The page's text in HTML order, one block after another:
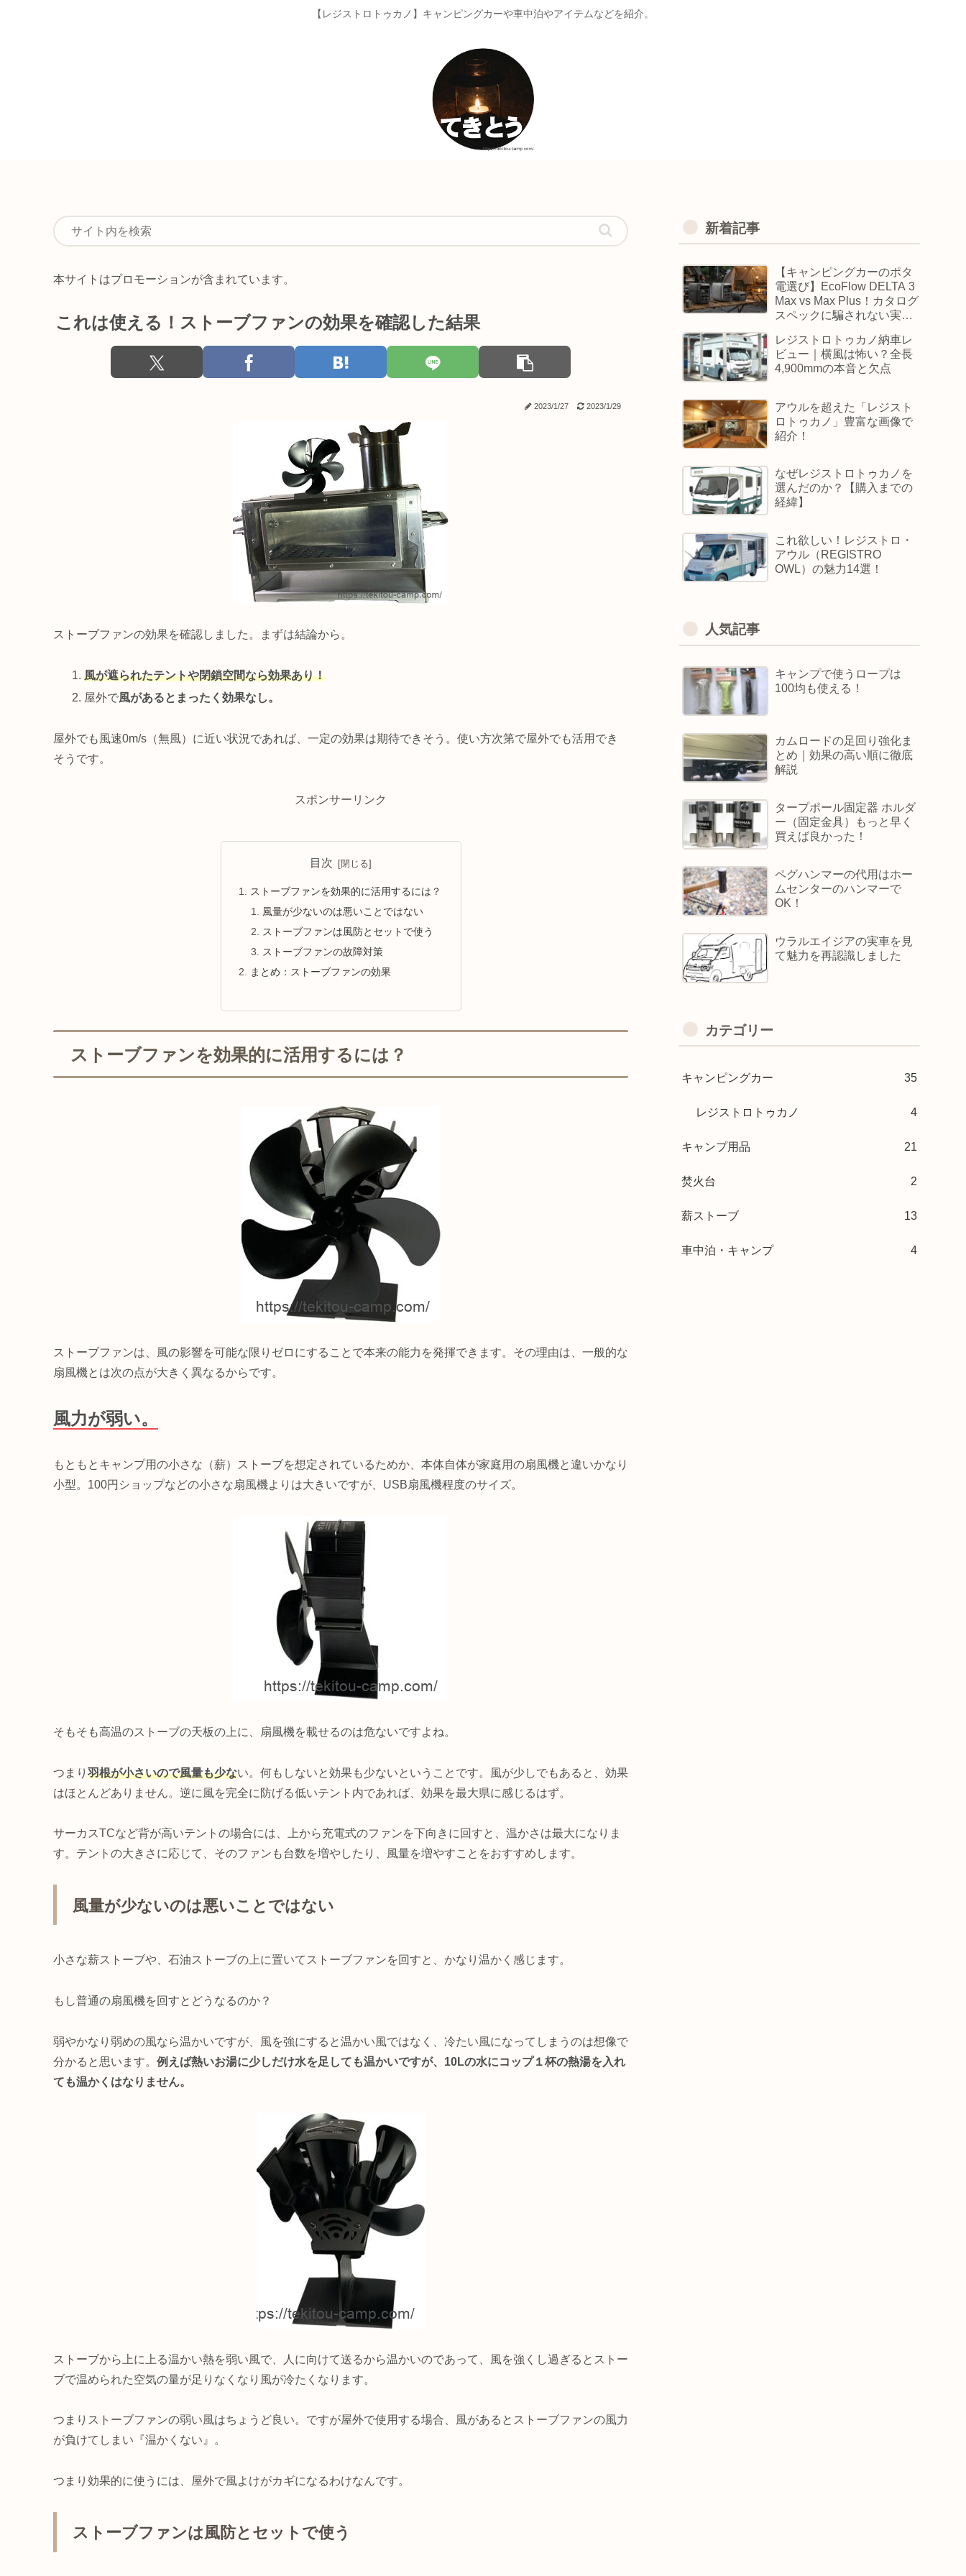
【レジストロトゥカノ】キャンピングカーや車中泊やアイテムなどを紹介。
本サイトはプロモーションが含まれています。
これは使える！ストーブファンの効果を確認した結果
2023/1/27 2023/1/29
ストーブファンの効果を確認しました。まずは結論から。
風が遮られたテントや閉鎖空間なら効果あり！
屋外で風があるとまったく効果なし。
屋外でも風速0m/s（無風）に近い状況であれば、一定の効果は期待できそう。使い方次第で屋外でも活用でき
そうです。
スポンサーリンク
目次
ストーブファンを効果的に活用するには？
風量が少ないのは悪いことではない
ストーブファンは風防とセットで使う
ストーブファンの故障対策
まとめ：ストーブファンの効果
ストーブファンを効果的に活用するには？
ストーブファンは、風の影響を可能な限りゼロにすることで本来の能力を発揮できます。その理由は、一般的な
扇風機とは次の点が大きく異なるからです。
風力が弱い。
もともとキャンプ用の小さな（薪）ストーブを想定されているためか、本体自体が家庭用の扇風機と違いかなり
小型。100円ショップなどの小さな扇風機よりは大きいですが、USB扇風機程度のサイズ。
そもそも高温のストーブの天板の上に、扇風機を載せるのは危ないですよね。
つまり 羽根が小さいので風量も少ない。何もしないと効果も少ないということです。風が少しでもあると、効果
はほとんどありません。逆に風を完全に防げる低いテント内であれば、効果を最大県に感じるはず。
サーカスTCなど背が高いテントの場合には、上から充電式のファンを下向きに回すと、温かさは最大になりま
す。テントの大きさに応じて、そのファンも台数を増やしたり、風量を増やすことをおすすめします。
風量が少ないのは悪いことではない
小さな薪ストーブや、石油ストーブの上に置いてストーブファンを回すと、かなり温かく感じます。
もし普通の扇風機を回すとどうなるのか？
弱やかなり弱めの風なら温かいですが、風を強にすると温かい風ではなく、冷たい風になってしまうのは想像で
分かると思います。 例えば熱いお湯に少しだけ水を足しても温かいですが、10Lの水にコップ１杯の熱湯を入れ
ても温かくはなりません。
ストーブから上に上る温かい熱を弱い風で、人に向けて送るから温かいのであって、風を強くし過ぎるとストー
ブで温められた空気の量が足りなくなり風が冷たくなります。
つまりストーブファンの弱い風はちょうど良い。ですが屋外で使用する場合、風があるとストーブファンの風力
が負けてしまい『温かくない』。
つまり効果的に使うには、屋外で風よけがカギになるわけなんです。
ストーブファンは風防とセットで使う
新着記事
【キャンピングカーのポタ
電選び】EcoFlow DELTA 3
Max vs Max Plus！カタログ
スペックに騙されない実用
レジストロトゥカノ納車レ
ビュー｜横風は怖い？全長
4,900mmの本音と欠点
アウルを超えた「レジスト
ロトゥカノ」豊富な画像で
紹介！
なぜレジストロトゥカノを
選んだのか？【購入までの
経緯】
これ欲しい！レジストロ・
アウル（REGISTRO
OWL）の魅力14選！
人気記事
キャンプで使うロープは
100均も使える！
カムロードの足回り強化ま
とめ｜効果の高い順に徹底
解説
タープポール固定器 ホルダ
ー（固定金具）もっと早く
買えば良かった！
ペグハンマーの代用はホー
ムセンターのハンマーで
OK！
ウラルエイジアの実車を見
て魅力を再認識しました
カテゴリー
キャンピングカー 35
レジストロトゥカノ 4
キャンプ用品 21
焚火台 2
薪ストーブ 13
車中泊・キャンプ 4